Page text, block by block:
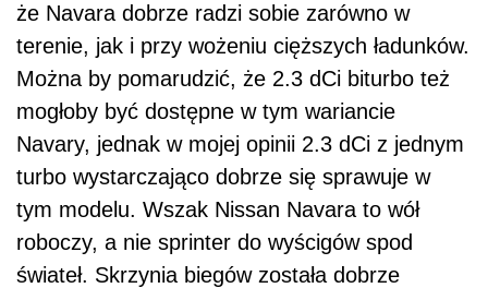
że Navara dobrze radzi sobie zarówno w
terenie, jak i przy wożeniu cięższych ładunków.
Można by pomarudzić, że 2.3 dCi biturbo też
mogłoby być dostępne w tym wariancie
Navary, jednak w mojej opinii 2.3 dCi z jednym
turbo wystarczająco dobrze się sprawuje w
tym modelu. Wszak Nissan Navara to wół
roboczy, a nie sprinter do wyścigów spod
świateł. Skrzynia biegów została dobrze